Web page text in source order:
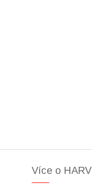
Více o HARV